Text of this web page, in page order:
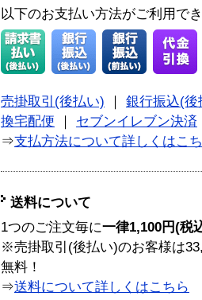
以下のお支払い方法がご利用で
売掛取引(後払い)
銀行振込(後
換宅配便
セブンイレブン決済
⇒支払方法について詳しくはこ
送料について
1つのご注文毎に一律1,100円(税
※売掛取引(後払い)のお客様は
無料！
⇒送料について詳しくはこちら